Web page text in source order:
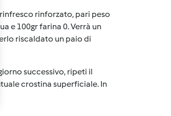
rinforzato, pari peso
e 100gr farina 0. Verrà un
riscaldato un paio di
successivo, ripeti il
crostina superficiale. In